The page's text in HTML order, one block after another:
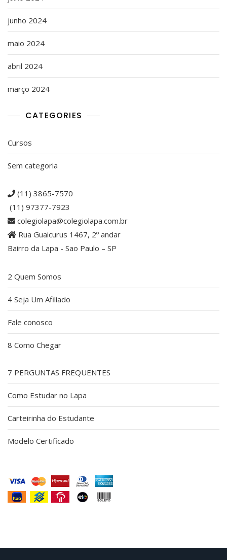
junho 2024
maio 2024
abril 2024
março 2024
CATEGORIES
Cursos
Sem categoria
(11) 3865-7570
(11) 97377-7923
colegiolapa@colegiolapa.com.br
Rua Guaicurus 1467, 2º andar
Bairro da Lapa - Sao Paulo – SP
2 Quem Somos
4 Seja Um Afiliado
Fale conosco
8 Como Chegar
7 PERGUNTAS FREQUENTES
Como Estudar no Lapa
Carteirinha do Estudante
Modelo Certificado